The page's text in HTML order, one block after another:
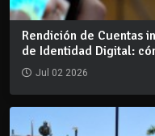
Rendición de Cuentas
de Identidad Digital:
Jul 02 2026